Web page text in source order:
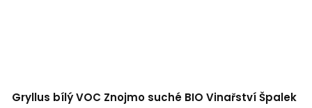
Gryllus bílý VOC Znojmo suché BIO Vinařství Špalek